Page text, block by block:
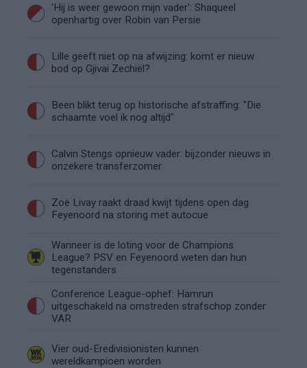
'Hij is weer gewoon mijn vader': Shaqueel
openhartig over Robin van Persie
Lille geeft niet op na afwijzing: komt er nieuw
bod op Gjivai Zechiël?
Been blikt terug op historische afstraffing: "Die
schaamte voel ik nog altijd"
Calvin Stengs opnieuw vader: bijzonder nieuws in
onzekere transferzomer
Zoë Livay raakt draad kwijt tijdens open dag
Feyenoord na storing met autocue
Wanneer is de loting voor de Champions
League? PSV en Feyenoord weten dan hun
tegenstanders
Conference League-ophef: Hamrun
uitgeschakeld na omstreden strafschop zonder
VAR
Vier oud-Eredivisionisten kunnen
wereldkampioen worden